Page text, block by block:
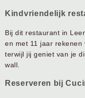
Kindvriendelijk
Bij dit restaurant in
en met 11 jaar
terwijl jij geniet van je
wall.
Reserveren bij